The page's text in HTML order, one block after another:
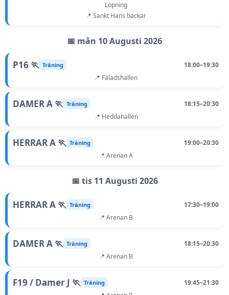
Löpning
📍 Sankt Hans backar
📅 mån 10 Augusti 2026
P16 🏃 Träning
18:00–19:30
📍 Fäladshallen
DAMER A 🏃 Träning
18:15–20:30
📍 Heddahallen
HERRAR A 🏃 Träning
19:00–20:30
📍 Arenan A
📅 tis 11 Augusti 2026
HERRAR A 🏃 Träning
17:30–19:00
📍 Arenan B
DAMER A 🏃 Träning
18:15–20:30
📍 Arenan B
F19 / Damer J 🏃 Träning
19:45–21:30